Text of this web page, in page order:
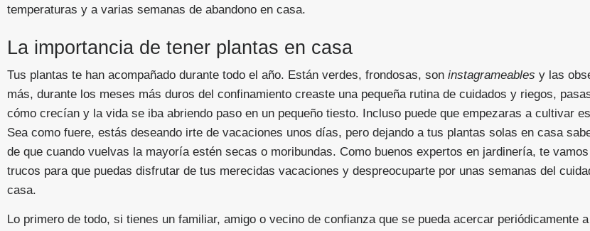
temperaturas y a varias semanas de abandono en casa.
La importancia de tener plantas en casa
Tus plantas te han acompañado durante todo el año. Están verdes, frondosas, son instagrameables y las
más, durante los meses más duros del confinamiento creaste una pequeña rutina de cuidados y riegos,
cómo crecían y la vida se iba abriendo paso en un pequeño tiesto. Incluso puede que empezaras a cultivar
Sea como fuere, estás deseando irte de vacaciones unos días, pero dejando a tus plantas solas en casa
de que cuando vuelvas la mayoría estén secas o moribundas. Como buenos expertos en jardinería, te
trucos para que puedas disfrutar de tus merecidas vacaciones y despreocuparte por unas semanas del
casa.
Lo primero de todo, si tienes un familiar, amigo o vecino de confianza que se pueda acercar periódicamente